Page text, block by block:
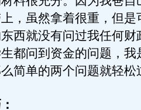
，虽然拿着很重，但是
西就没有问过我任何财
都问到资金的问题，我
简单的两个问题就轻松